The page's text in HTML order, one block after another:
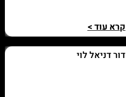
קרא עוד >
דור דניאל לוי